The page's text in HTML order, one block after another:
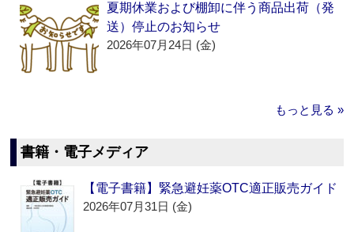
夏期休業および棚卸に伴う商品出荷（発
送）停止のお知らせ
2026年07月24日 (金)
もっと見る »
書籍・電子メディア
【電子書籍】緊急避妊薬OTC適正販売ガイド
2026年07月31日 (金)